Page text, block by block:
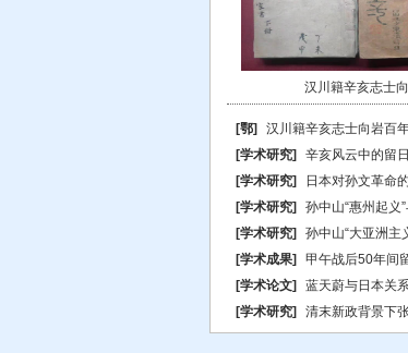
汉川籍辛亥志士向
[鄂] 汉川籍辛亥志士向岩百
[学术研究]
辛亥风云中的留
[学术研究]
日本对孙文革命
[学术研究]
孙中山“惠州起义
[学术研究]
孙中山“大亚洲主
[学术成果]
甲午战后50年间
[学术论文]
蓝天蔚与日本关
[学术研究]
清末新政背景下